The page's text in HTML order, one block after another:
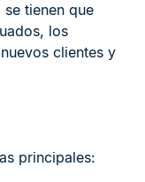
tienen que
los
clientes y
principales: